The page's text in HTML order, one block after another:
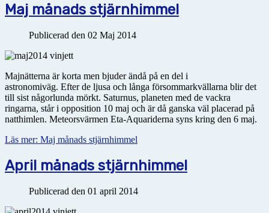
Maj månads stjärnhimmel
Publicerad den 02 Maj 2014
Majnätterna är korta men bjuder ändå på en del i
astronomiväg. Efter de ljusa och långa försommarkvällarna blir det
till sist någorlunda mörkt. Saturnus, planeten med de vackra
ringarna, står i opposition 10 maj och är då ganska väl placerad på
natthimlen. Meteorsvärmen Eta-Aquariderna syns kring den 6 maj.
Läs mer: Maj månads stjärnhimmel
April månads stjärnhimmel
Publicerad den 01 april 2014